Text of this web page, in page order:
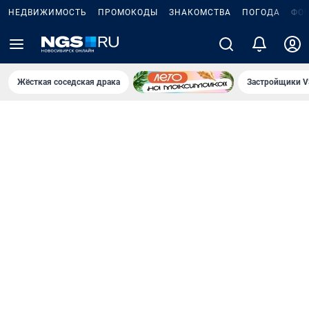
НЕДВИЖИМОСТЬ ПРОМОКОДЫ ЗНАКОМСТВА ПОГОДА
Жёсткая соседская драка Застройщики